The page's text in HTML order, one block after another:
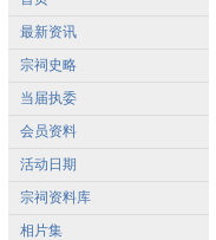
最新资讯
宗祠史略
当届执委
会员资料
活动日期
宗祠资料库
相片集